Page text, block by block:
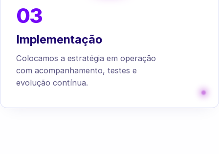
03
Implementação
Colocamos a estratégia em operação
com acompanhamento, testes e
evolução contínua.